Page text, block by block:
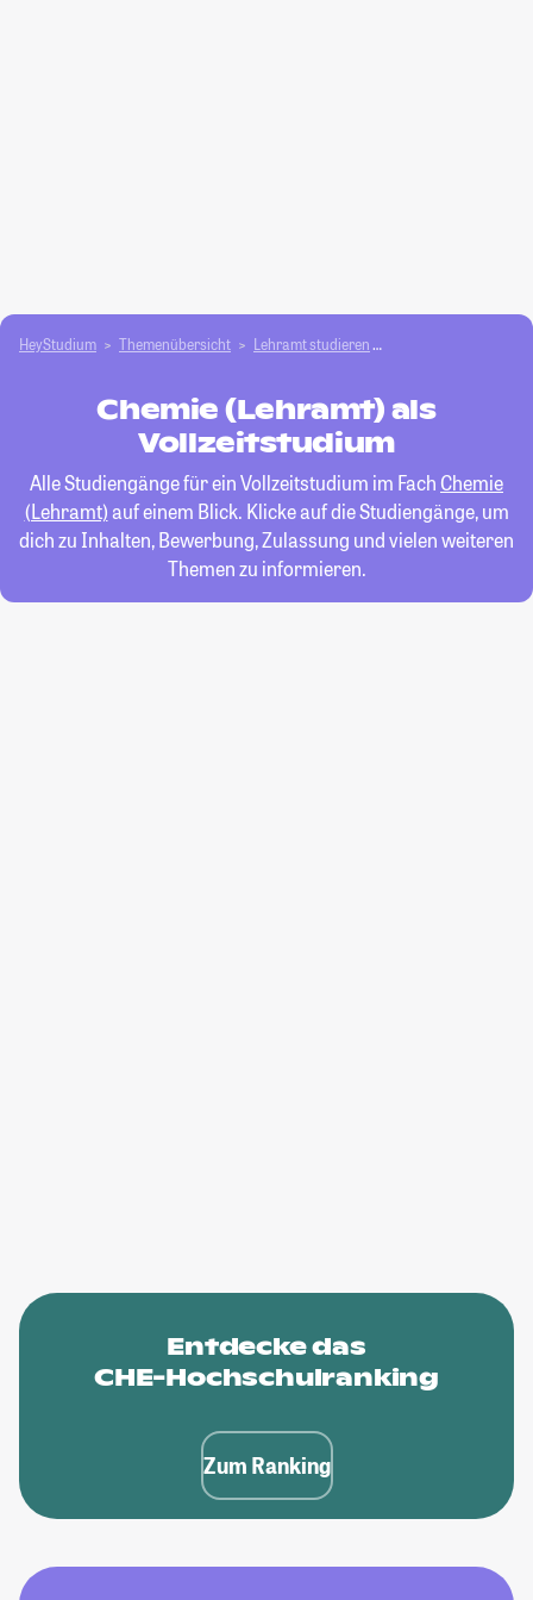
HeyStudium Themenübersicht Lehramt studieren
Chemie (Lehramt) als
Vollzeitstudium
Alle Studiengänge für ein Vollzeitstudium im Fach Chemie
(Lehramt)auf einem Blick. Klicke auf die Studiengänge, um
dich zu Inhalten, Bewerbung, Zulassung und vielen weiteren
Themen zu informieren.
Entdecke das
CHE-Hochschulranking
Zum Ranking